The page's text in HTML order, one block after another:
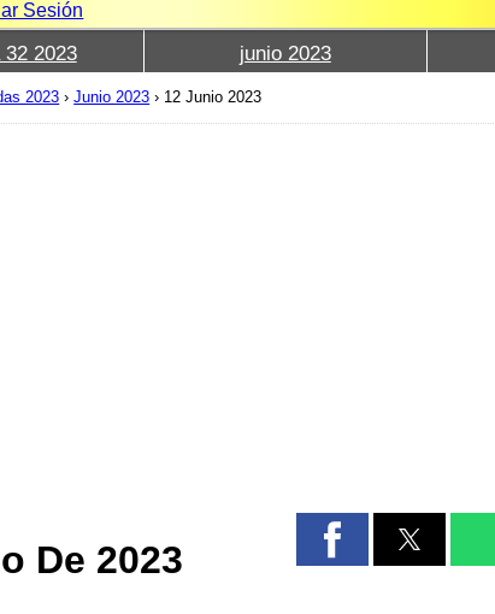
Sesión
32 2023 junio 2023
2023 ›Junio 2023 › 12 Junio 2023
De 2023